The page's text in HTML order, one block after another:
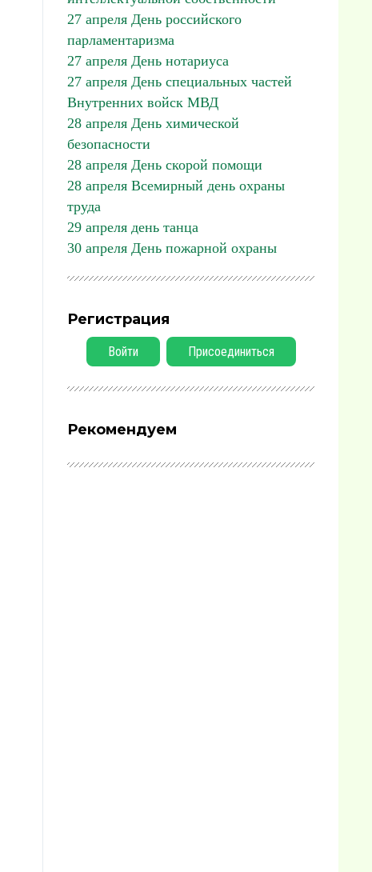
27 апреля День российского
парламентаризма
27 апреля День нотариуса
27 апреля День специальных частей
Внутренних войск МВД
28 апреля День химической
безопасности
28 апреля День скорой помощи
28 апреля Всемирный день охраны
труда
29 апреля день танца
30 апреля День пожарной охраны
Регистрация
Войти Присоединиться
Рекомендуем